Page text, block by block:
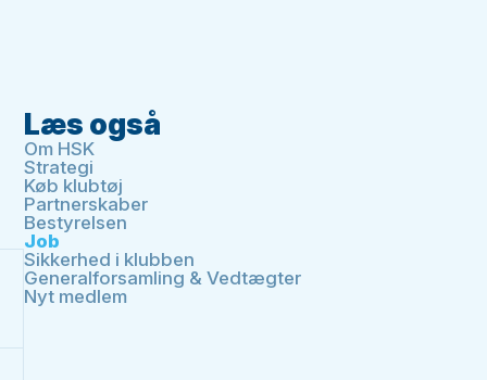
Læs også
Om HSK
Strategi
Køb klubtøj
Partnerskaber
Bestyrelsen
Job
Sikkerhed i klubben
Generalforsamling & Vedtægter
Nyt medlem